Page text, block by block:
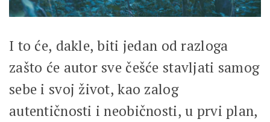
I to će, dakle, biti jedan od razloga
zašto će autor sve češće stavljati samog
sebe i svoj život, kao zalog
autentičnosti i neobičnosti, u prvi plan,